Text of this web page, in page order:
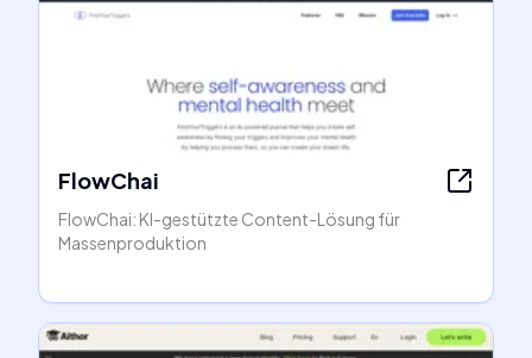
FlowChai
FlowChai: KI-gestützte Content-Lösung für
Massenproduktion